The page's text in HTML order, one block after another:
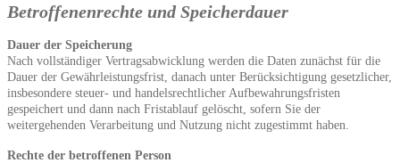
Betroffenenrechte und Speicherdauer
Dauer der Speicherung
Nach vollständiger Vertragsabwicklung werden die Daten zunächst für die
Dauer der Gewährleistungsfrist, danach unter Berücksichtigung gesetzlicher,
insbesondere steuer- und handelsrechtlicher Aufbewahrungsfristen
gespeichert und dann nach Fristablauf gelöscht, sofern Sie der
weitergehenden Verarbeitung und Nutzung nicht zugestimmt haben.
Rechte der betroffenen Person